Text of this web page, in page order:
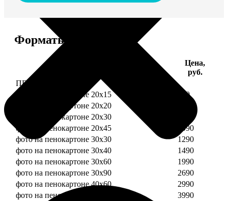
Форматы и цены
Цена,
руб.
ПЕНОКАРТОН
фото на пенокартоне 20х15
690
фото на пенокартоне 20х20
фото на пенокартоне 20х30
фото на пенокартоне 20х45
1090
фото на пенокартоне 30х30
1290
фото на пенокартоне 30х40
1490
фото на пенокартоне 30х60
1990
фото на пенокартоне 30х90
2690
фото на пенокартоне 40х60
2990
фото на пенокартоне 50х70
3990